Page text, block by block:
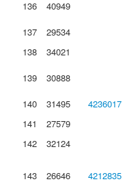
136 40949
137
29534
138
34021
139
30888
140
31495 4236017
141
27579
142
32124
143 26646 4212835